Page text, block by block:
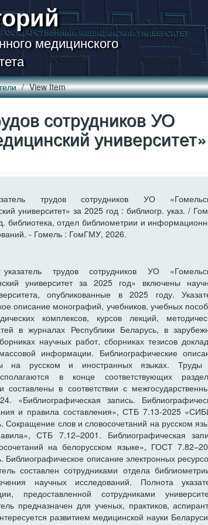
медицинского
View Item
сотрудников УО
университет»
трудов сотрудников УО
университет» за 2025 год : библиогр. указ. /
библиотека, отдел библиометрии и
- Гомель : ГомГМУ, 2026.
трудов сотрудников УО
университет за 2025 год» включены
опубликованные в 2025 году.
описание монографий, учебников, учебных
комплексов, курсов лекций,
в журналах Республики Беларусь, в
научных работ, сборниках тезисов
информации. Библиографические
на русском и иностранных языках.
в конце соответствующих
составлены в соответствии с
«Библиографическая запись.
и правила составления», СТБ 7.13-2025
Сокращение слов и словосочетаний на русском
СТБ 7.12–2001. Библиографическая
на белорусском языке», ГОСТ
Библиографическое описание электронных
составлен сотрудниками отдела
научных исследований. Полнота
предоставленной сотрудниками
предназначен для ученых, практиков,
развитием медицинской науки